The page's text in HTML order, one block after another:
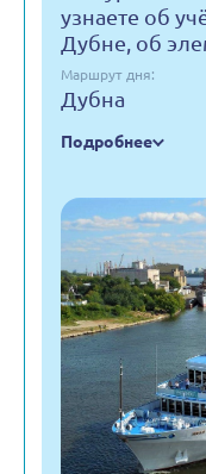
узнаете об
Дубне, об
Маршрут дня:
Дубна
Подробнее